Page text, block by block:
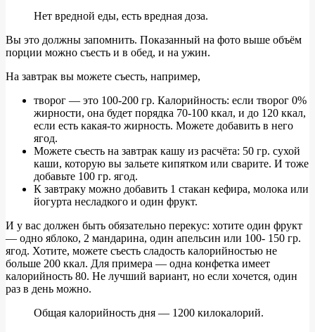
Нет вредной еды, есть вредная доза.
Вы это должны запомнить. Показанный на фото выше объём
порции можно съесть и в обед, и на ужин.
На завтрак вы можете съесть, например,
творог — это 100-200 гр. Калорийность: если творог 0%
жирности, она будет порядка 70-100 ккал, и до 120 ккал,
если есть какая-то жирность. Можете добавить в него
ягод.
Можете съесть на завтрак кашу из расчёта: 50 гр. сухой
каши, которую вы зальете кипятком или сварите. И тоже
добавьте 100 гр. ягод.
К завтраку можно добавить 1 стакан кефира, молока или
йогурта несладкого и один фрукт.
И у вас должен быть обязательно перекус: хотите один фрукт
— одно яблоко, 2 мандарина, один апельсин или 100- 150 гр.
ягод. Хотите, можете съесть сладость калорийностью не
больше 200 ккал. Для примера — одна конфетка имеет
калорийность 80. Не лучший вариант, но если хочется, один
раз в день можно.
Общая калорийность дня — 1200 килокалорий.